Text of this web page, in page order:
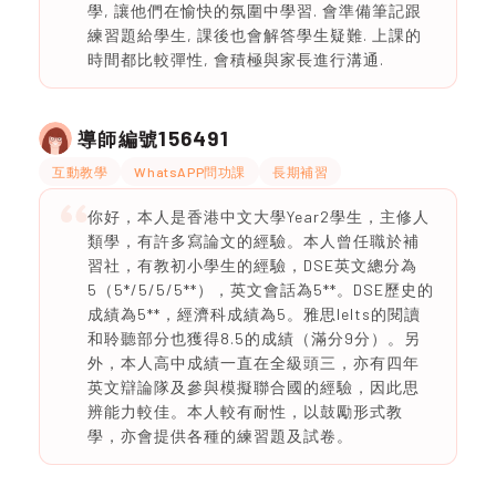
學, 讓他們在愉快的氛圍中學習. 會準備筆記跟
練習題給學生, 課後也會解答學生疑難. 上課的
時間都比較彈性, 會積極與家長進行溝通.
導師編號156491
互動教學 WhatsAPP問功課 長期補習
你好，本人是香港中文大學Year2學生，主修人
類學，有許多寫論文的經驗。本人曾任職於補
習社，有教初小學生的經驗，DSE英文總分為
5（5*/5/5/5**），英文會話為5**。DSE歷史的
成績為5**，經濟科成績為5。雅思Ielts的閱讀
和聆聽部分也獲得8.5的成績（滿分9分）。另
外，本人高中成績一直在全級頭三，亦有四年
英文辯論隊及參與模擬聯合國的經驗，因此思
辨能力較佳。本人較有耐性，以鼓勵形式教
學，亦會提供各種的練習題及試卷。